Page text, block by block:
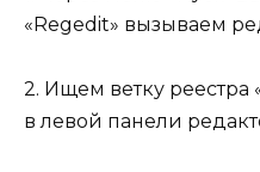
«Regedit» вызываем
2. Ищем ветку реестра
в левой панели